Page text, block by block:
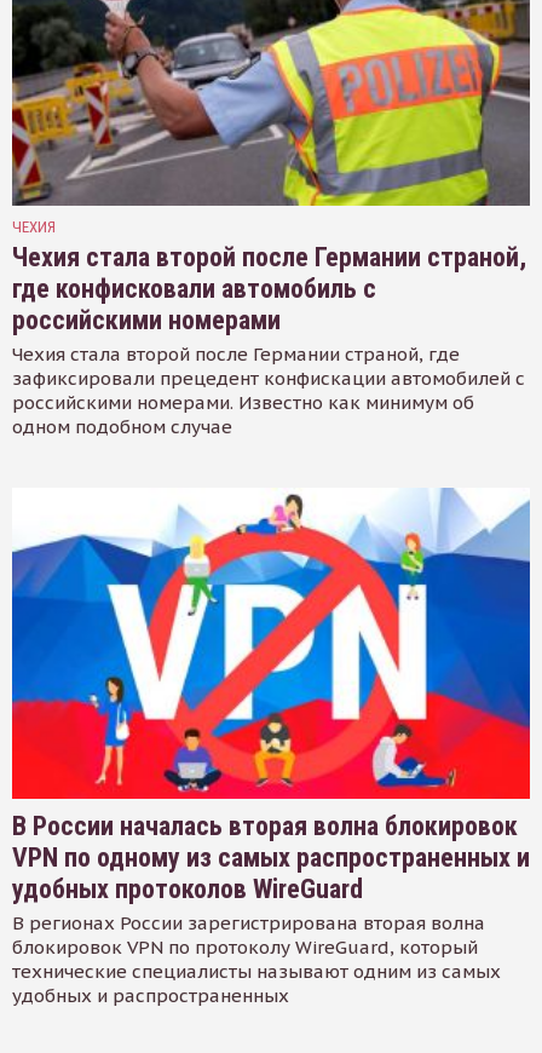
ЧЕХИЯ
Чехия стала второй после Германии страной,
где конфисковали автомобиль с
российскими номерами
Чехия стала второй после Германии страной, где
зафиксировали прецедент конфискации автомобилей с
российскими номерами. Известно как минимум об
одном подобном случае
В России началась вторая волна блокировок
VPN по одному из самых распространенных и
удобных протоколов WireGuard
В регионах России зарегистрирована вторая волна
блокировок VPN по протоколу WireGuard, который
технические специалисты называют одним из самых
удобных и распространенных